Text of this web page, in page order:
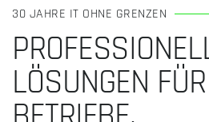
30 JAHRE IT OHNE GRENZEN
LÖSUNGEN